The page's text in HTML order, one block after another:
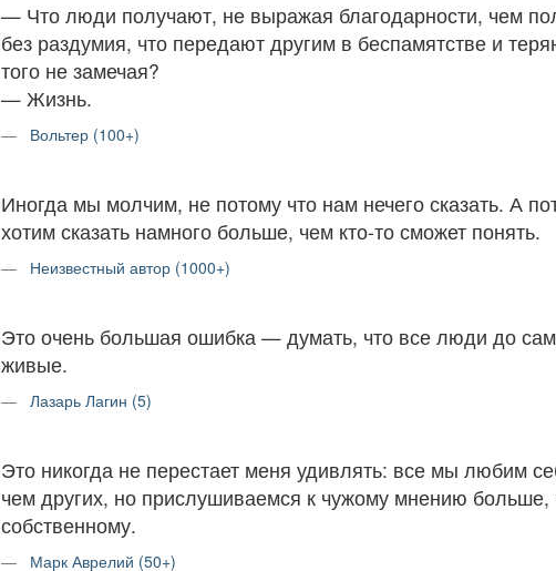
— Что люди получают, не выражая благодарности, чем
без раздумия, что передают другим в беспамятстве и
того не замечая?
— Жизнь.
Вольтер (100+)
Иногда мы молчим, не потому что нам нечего сказать. А
хотим сказать намного больше, чем кто-то сможет понять.
Неизвестный автор (1000+)
Это очень большая ошибка — думать, что все люди до
живые.
Лазарь Лагин (5)
Это никогда не перестает меня удивлять: все мы любим
чем других, но прислушиваемся к чужому мнению больше,
собственному.
Марк Аврелий (50+)